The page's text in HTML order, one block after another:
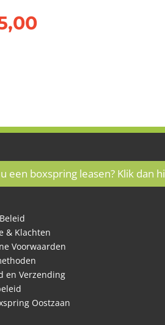
Huidige
een boxspring leasen? Klik dan
& Klachten
Voorwaarden
en Verzending
Oostzaan